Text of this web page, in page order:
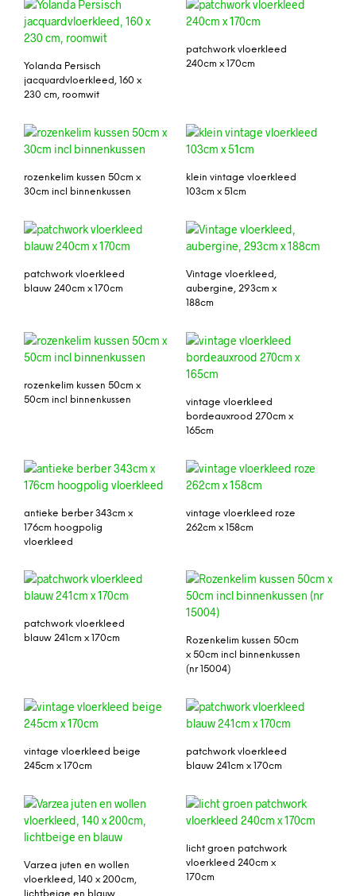
Yolanda Persisch
jacquardvloerkleed, 160 x
230 cm, roomwit
patchwork vloerkleed
240cm x 170cm
rozenkelim kussen 50cm x
30cm incl binnenkussen
klein vintage vloerkleed
103cm x 51cm
patchwork vloerkleed
blauw 240cm x 170cm
Vintage vloerkleed,
aubergine, 293cm x
188cm
rozenkelim kussen 50cm x
50cm incl binnenkussen
vintage vloerkleed
bordeauxrood 270cm x
165cm
antieke berber 343cm x
176cm hoogpolig
vloerkleed
vintage vloerkleed roze
262cm x 158cm
patchwork vloerkleed
blauw 241cm x 170cm
Rozenkelim kussen 50cm
x 50cm incl binnenkussen
(nr 15004)
vintage vloerkleed beige
245cm x 170cm
patchwork vloerkleed
blauw 241cm x 170cm
Varzea juten en wollen
vloerkleed, 140 x 200cm,
licht groen patchwork
vloerkleed 240cm x
170cm